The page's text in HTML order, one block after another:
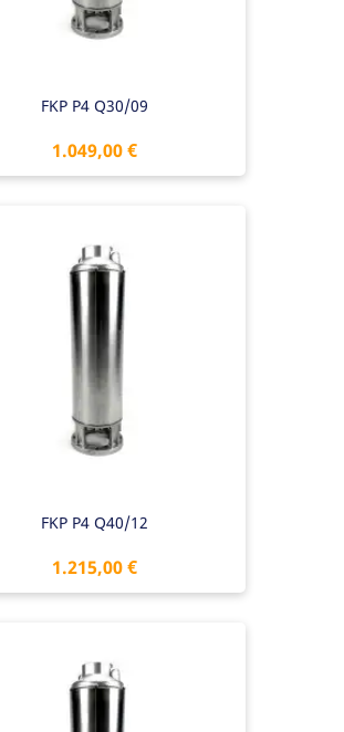
FKP P4 Q30/09
Preis
1.049,00 €
FKP P4 Q40/12
Preis
1.215,00 €